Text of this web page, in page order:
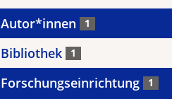
Autor*innen 1
Bibliothek 1
Forschungseinrichtung 1